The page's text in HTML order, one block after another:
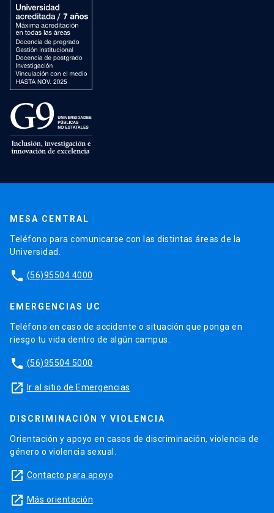
MESA CENTRAL
Teléfono para comunicarse con las distintas áreas de la
Universidad.
phone (56)95504 4000
EMERGENCIAS UC
Teléfono en caso de accidente o situación que ponga en
riesgo tu vida dentro de algún campus.
phone (56)95504 5000
launch Ir al sitio de Emergencias
DISCRIMINACIÓN Y VIOLENCIA
Orientación y apoyo en casos de discriminación, violencia de
género o violencia sexual.
launch Contacto para apoyo
launch Más orientación